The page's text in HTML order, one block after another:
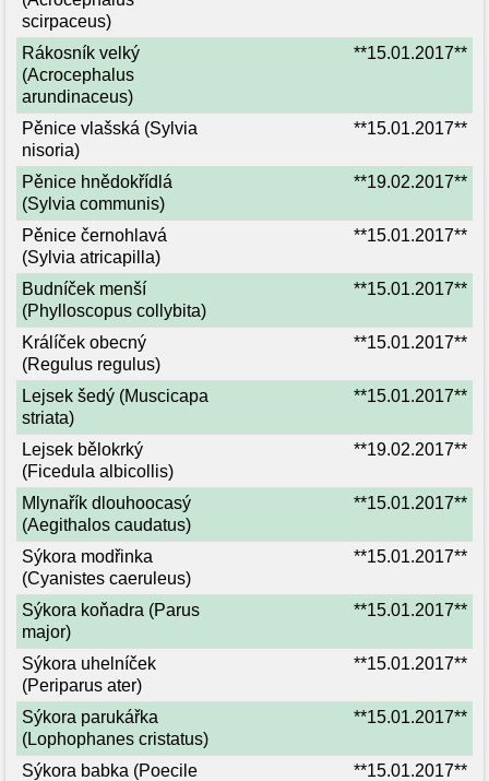
scirpaceus)
Rákosník velký
(Acrocephalus
arundinaceus)
**15.01.2017**
Pěnice vlašská (Sylvia
nisoria)
**15.01.2017**
Pěnice hnědokřídlá
(Sylvia communis)
**19.02.2017**
Pěnice černohlavá
(Sylvia atricapilla)
**15.01.2017**
Budníček menší
(Phylloscopus collybita)
**15.01.2017**
Králíček obecný
(Regulus regulus)
**15.01.2017**
Lejsek šedý (Muscicapa
striata)
**15.01.2017**
Lejsek bělokrký
(Ficedula albicollis)
**19.02.2017**
Mlynařík dlouhoocasý
(Aegithalos caudatus)
**15.01.2017**
Sýkora modřinka
(Cyanistes caeruleus)
**15.01.2017**
Sýkora koňadra (Parus
major)
**15.01.2017**
Sýkora uhelníček
(Periparus ater)
**15.01.2017**
Sýkora parukářka
(Lophophanes cristatus)
**15.01.2017**
Sýkora babka (Poecile
**15.01.2017**